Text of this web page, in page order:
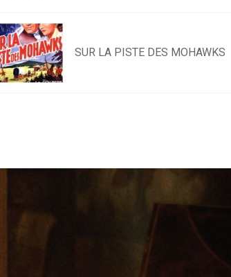
SUR LA PISTE DES MOHAWKS